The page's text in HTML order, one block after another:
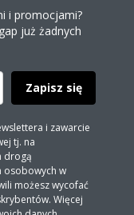
i promocjami?
już żadnych
Zapisz się
i zawarcie
tj. na
drogą
osobowych w
możesz wycofać
Więcej